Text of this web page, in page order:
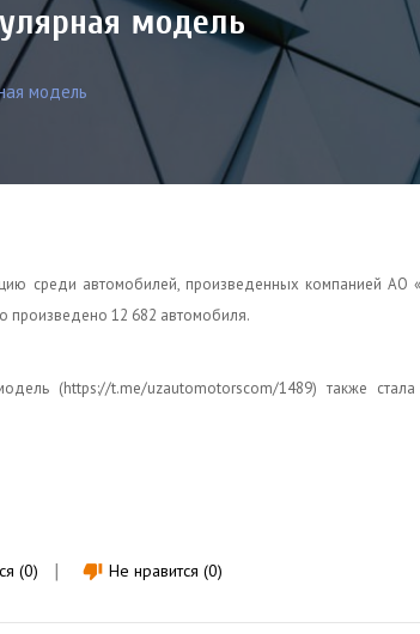
модель
модель
среди автомобилей, произведенных компанией АО
произведено 12 682 автомобиля.
(https://t.me/uzautomotorscom/1489) также
(0) thumb_down Не нравится (0)